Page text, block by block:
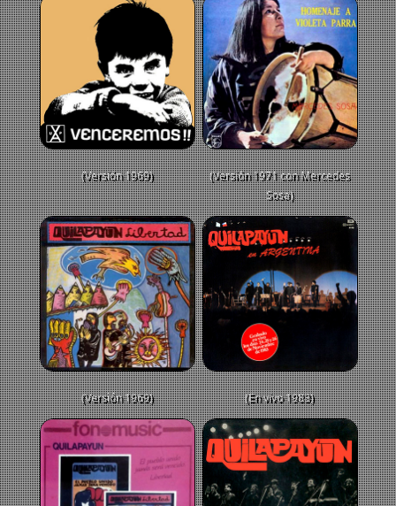
(Versión 1969)
(Versión 1971 con Mercedes
Sosa)
(Versión 1969) (En vivo 1983)